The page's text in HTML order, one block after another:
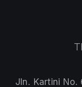
Jln. Kartini No.